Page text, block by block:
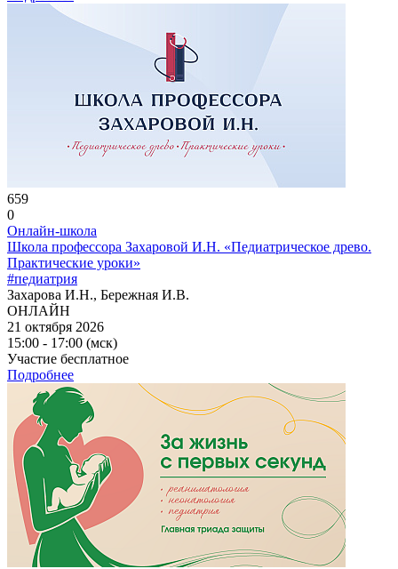
659
0
Онлайн-школа
Школа профессора Захаровой И.Н. «Педиатрическое древо.
Практические уроки»
#педиатрия
Захарова И.Н., Бережная И.В.
ОНЛАЙН
21 октября 2026
15:00 - 17:00 (мск)
Участие бесплатное
Подробнее